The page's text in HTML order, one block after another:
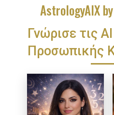
AstrologyAIX
Γνώρισε τις
Προσωπικής